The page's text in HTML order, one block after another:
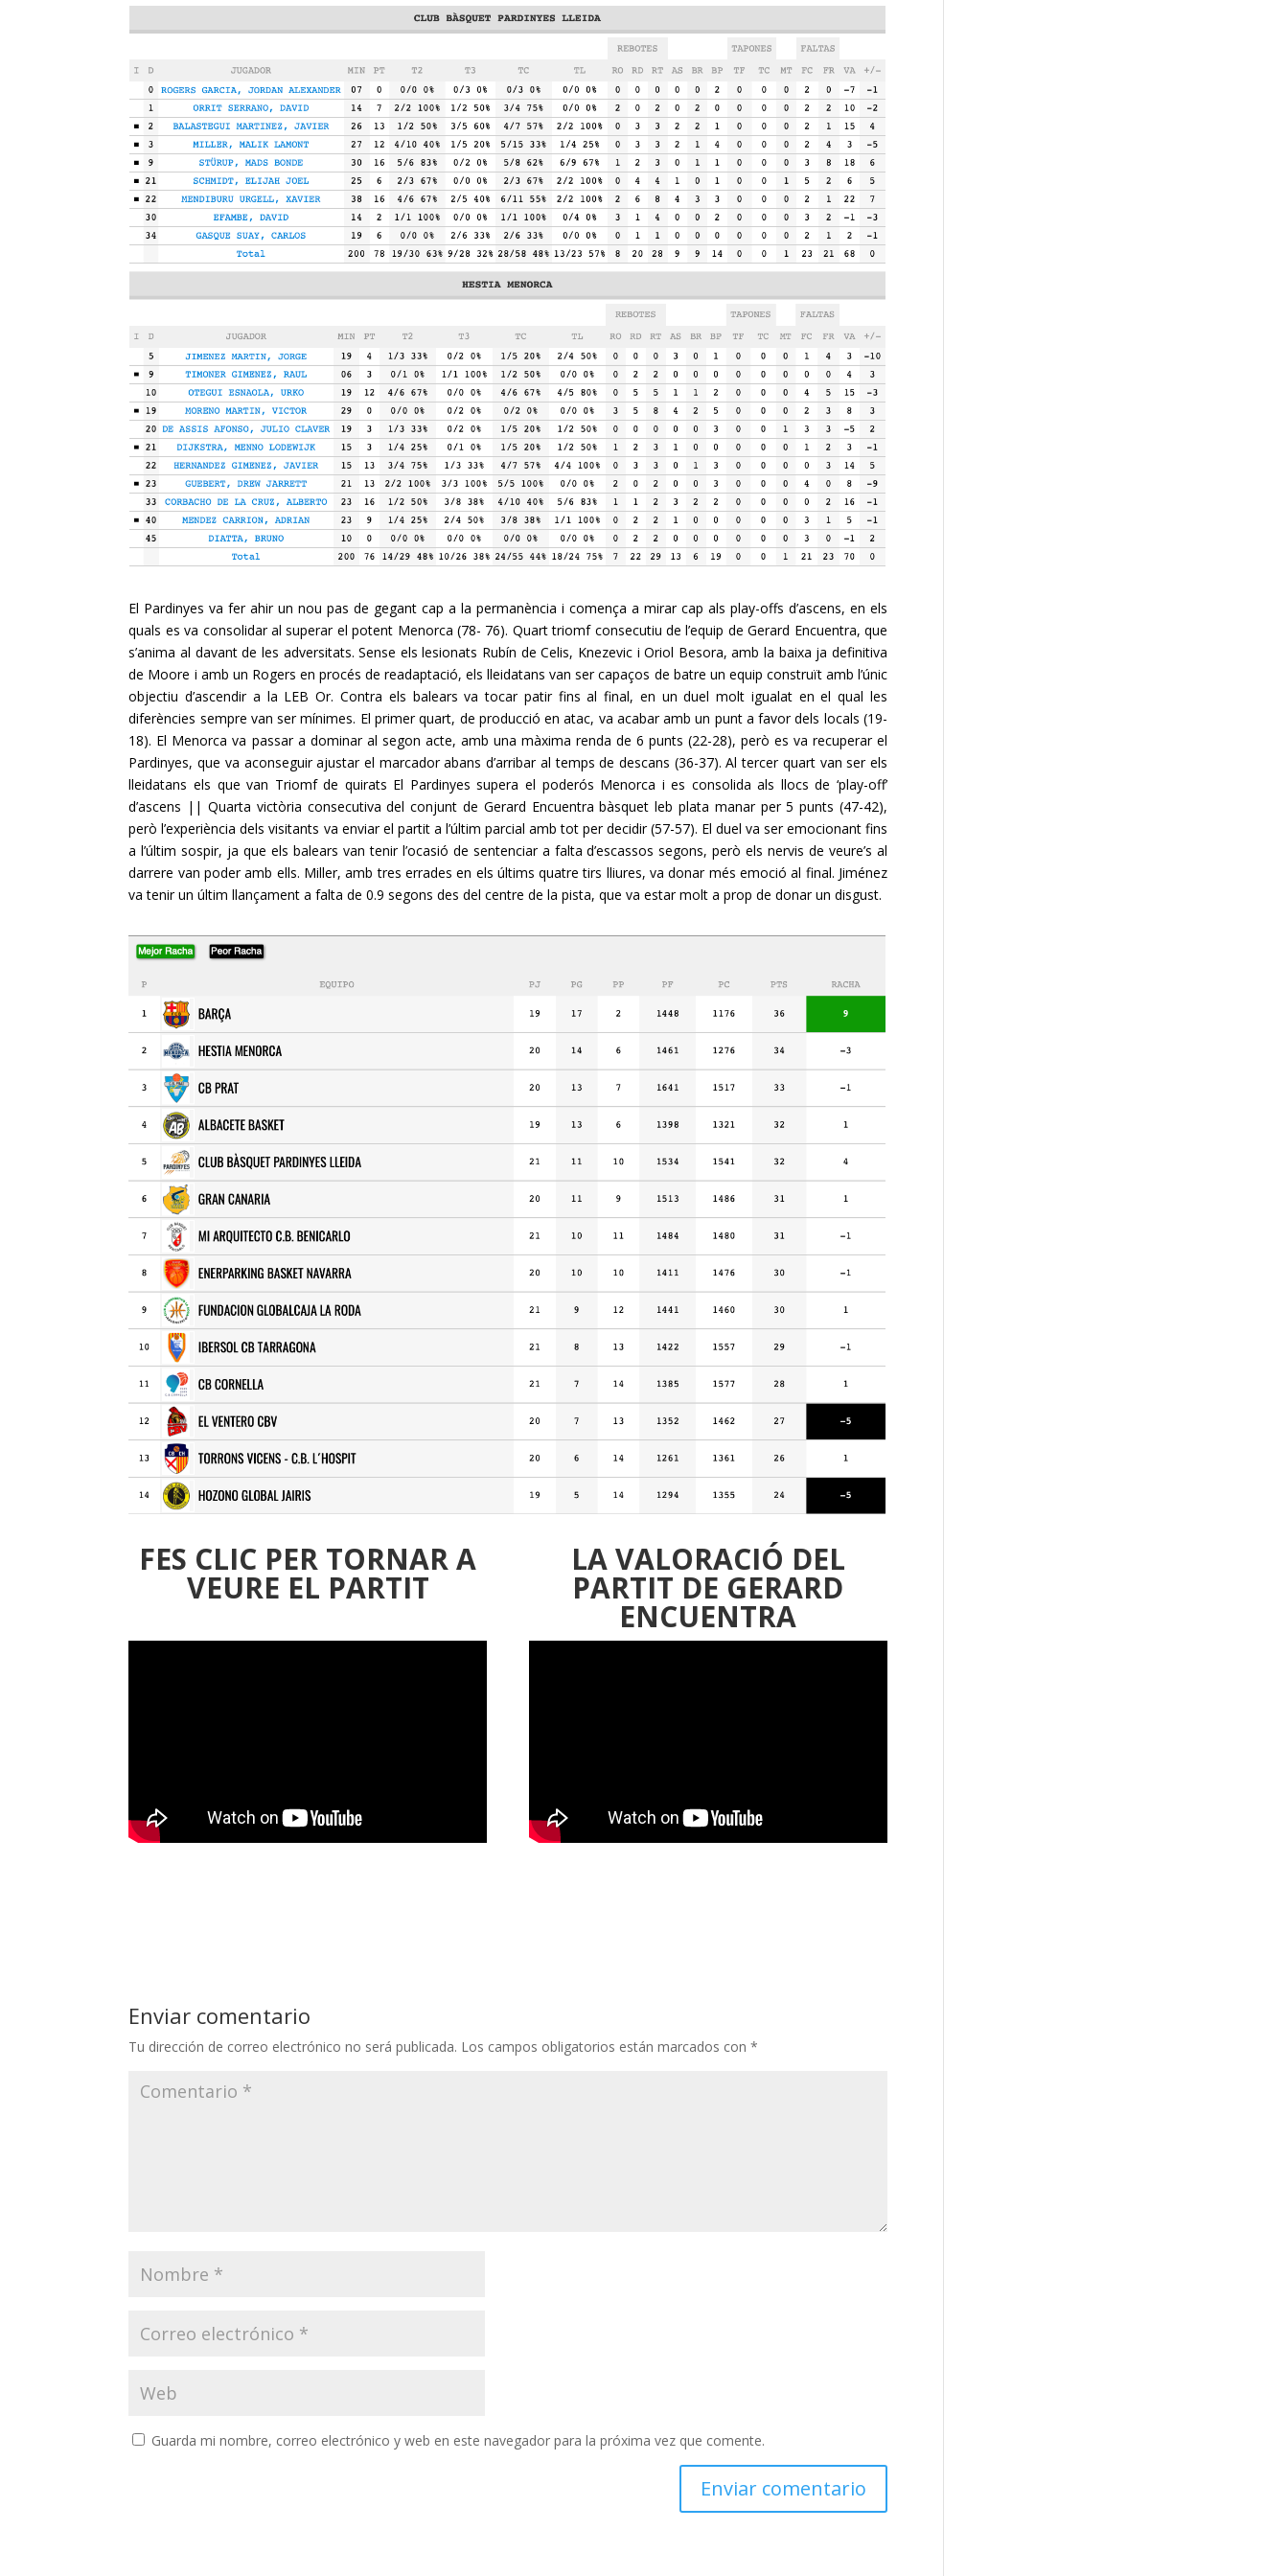
El Pardinyes va fer ahir un nou pas de gegant cap a la permanència i comença a mirar cap als play-offs d’ascens, en els
quals es va consolidar al superar el potent Menorca (78- 76). Quart triomf consecutiu de l’equip de Gerard Encuentra, que
s’anima al davant de les adversitats. Sense els lesionats Rubín de Celis, Knezevic i Oriol Besora, amb la baixa ja definitiva
de Moore i amb un Rogers en procés de readaptació, els lleidatans van ser capaços de batre un equip construït amb l’únic
objectiu d’ascendir a la LEB Or. Contra els balears va tocar patir fins al final, en un duel molt igualat en el qual les
diferències sempre van ser mínimes. El primer quart, de producció en atac, va acabar amb un punt a favor dels locals (19-
18). El Menorca va passar a dominar al segon acte, amb una màxima renda de 6 punts (22-28), però es va recuperar el
Pardinyes, que va aconseguir ajustar el marcador abans d’arribar al temps de descans (36-37). Al tercer quart van ser els
lleidatans els que van Triomf de quirats El Pardinyes supera el poderós Menorca i es consolida als llocs de ‘play-off’
d’ascens || Quarta victòria consecutiva del conjunt de Gerard Encuentra bàsquet leb plata manar per 5 punts (47-42),
però l’experiència dels visitants va enviar el partit a l’últim parcial amb tot per decidir (57-57). El duel va ser emocionant fins
a l’últim sospir, ja que els balears van tenir l’ocasió de sentenciar a falta d’escassos segons, però els nervis de veure’s al
darrere van poder amb ells. Miller, amb tres errades en els últims quatre tirs lliures, va donar més emoció al final. Jiménez
va tenir un últim llançament a falta de 0.9 segons des del centre de la pista, que va estar molt a prop de donar un disgust.
FES CLIC PER TORNAR A
VEURE EL PARTIT
LA VALORACIÓ DEL
PARTIT DE GERARD
ENCUENTRA
Enviar comentario
Tu dirección de correo electrónico no será publicada. Los campos obligatorios están marcados con*
Guarda mi nombre, correo electrónico y web en este navegador para la próxima vez que comente.